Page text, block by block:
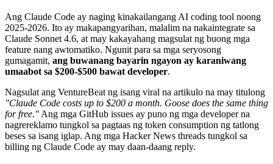
Ang Claude Code ay naging kinakailangang AI coding tool noong
2025-2026. Ito ay makapangyarihan, malalim na nakaintegrate sa
Claude Sonnet 4.6, at may kakayahang magsulat ng buong mga
feature nang awtomatiko. Ngunit para sa mga seryosong
gumagamit, ang buwanang bayarin ngayon ay karaniwang
umaabot sa $200-$500 bawat developer.
Nagsulat ang VentureBeat ng isang viral na artikulo na may titulong
"Claude Code costs up to $200 a month. Goose does the same thing
for free." Ang mga GitHub issues ay puno ng mga developer na
nagrereklamo tungkol sa pagtaas ng token consumption ng tatlong
beses sa isang iglap. Ang mga Hacker News threads tungkol sa
billing ng Claude Code ay may daan-daang reply.